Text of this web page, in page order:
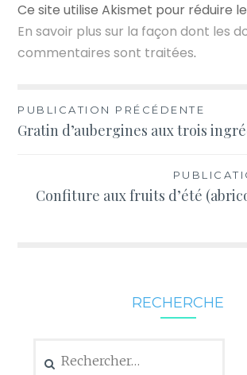
Ce site utilise Akismet pour réduire
En savoir plus sur la façon dont les
commentaires sont traitées.
Navigation
de
PUBLICATION PRÉCÉDENTE
Gratin d’aubergines aux trois
Confiture aux fruits d’été
RECHERCHE